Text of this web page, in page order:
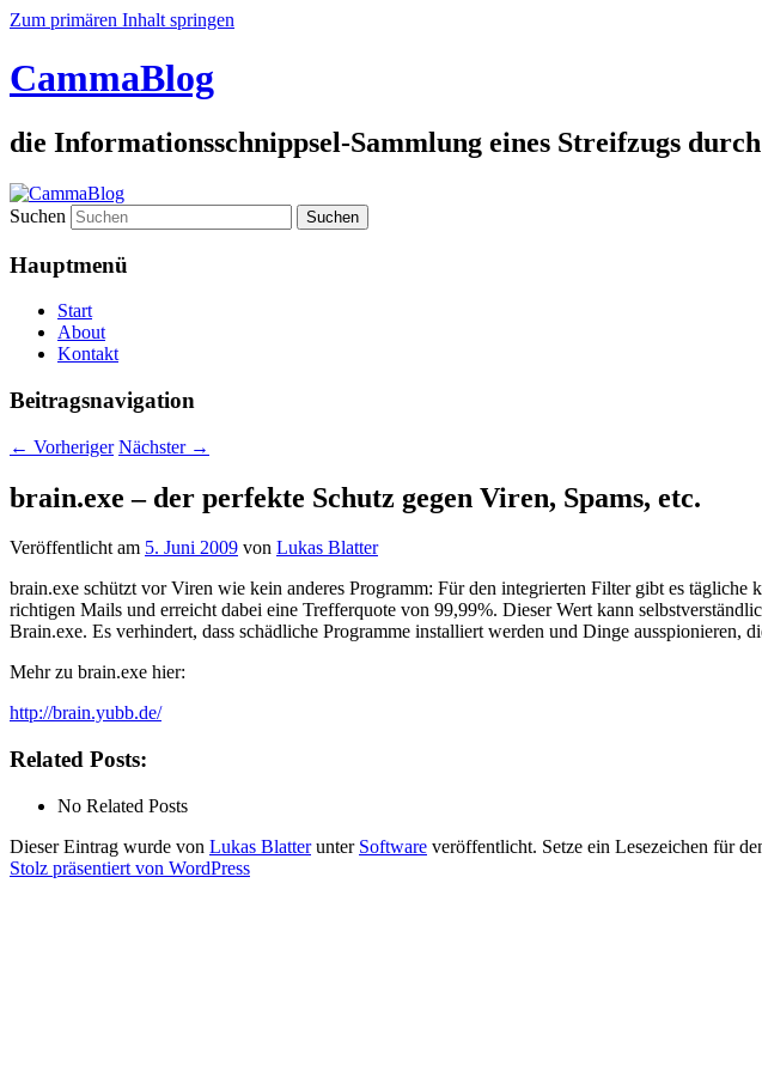
Zum primären Inhalt springen
CammaBlog
die Informationsschnippsel-Sammlung eines Streifzugs
Suchen
Hauptmenü
Start
About
Kontakt
Beitragsnavigation
← Vorheriger Nächster →
brain.exe – der perfekte Schutz gegen Viren, Spams, etc.
Veröffentlicht am 5. Juni 2009 von Lukas Blatter
brain.exe schützt vor Viren wie kein anderes Programm: Für den integrierten Filter gibt es
richtigen Mails und erreicht dabei eine Trefferquote von 99,99%. Dieser Wert kann
Brain.exe. Es verhindert, dass schädliche Programme installiert werden und Dinge ausspionieren,
Mehr zu brain.exe hier:
http://brain.yubb.de/
Related Posts:
No Related Posts
Dieser Eintrag wurde von Lukas Blatterunter Software veröffentlicht. Setze ein Lesezeichen für
Stolz präsentiert von WordPress